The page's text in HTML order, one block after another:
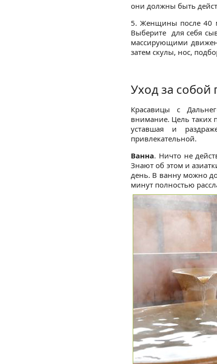
они должны быть
5. Женщины после 40
Выберите для себя
массирующими
затем скулы, нос,
Уход за собой
Красавицы с
внимание. Цель таких
уставшая и
привлекательной.
Ванна. Ничто не
Знают об этом и
день. В ванну можно
минут полностью